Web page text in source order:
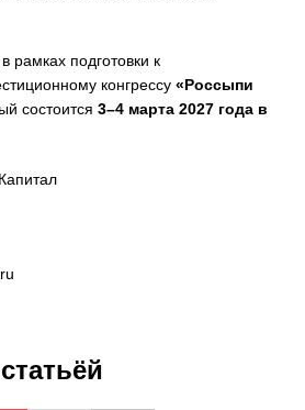
рамках подготовки к
конгрессу «Россыпи
состоится 3–4 марта 2027 года в